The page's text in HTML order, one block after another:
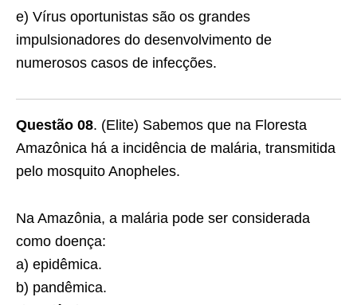
e) Vírus oportunistas são os grandes
impulsionadores do desenvolvimento de
numerosos casos de infecções.
Questão 08. (Elite) Sabemos que na Floresta
Amazônica há a incidência de malária, transmitida
pelo mosquito Anopheles.
Na Amazônia, a malária pode ser considerada
como doença:
a) epidêmica.
b) pandêmica.